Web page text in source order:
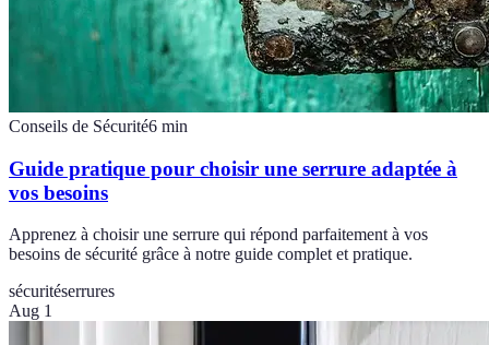
Conseils de Sécurité6 min
Guide pratique pour choisir une serrure adaptée à
vos besoins
Apprenez à choisir une serrure qui répond parfaitement à vos
besoins de sécurité grâce à notre guide complet et pratique.
sécuritéserrures
Aug 1